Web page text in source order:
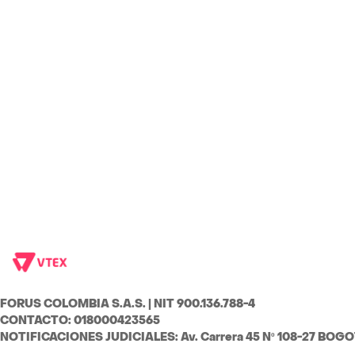
FORUS COLOMBIA S.A.S. | NIT 900.136.788-4
CONTACTO: 018000423565
NOTIFICACIONES JUDICIALES: Av. Carrera 45 Nº 108-27